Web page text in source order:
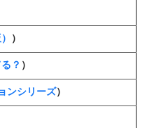
）
？ ）
ンシリーズ）